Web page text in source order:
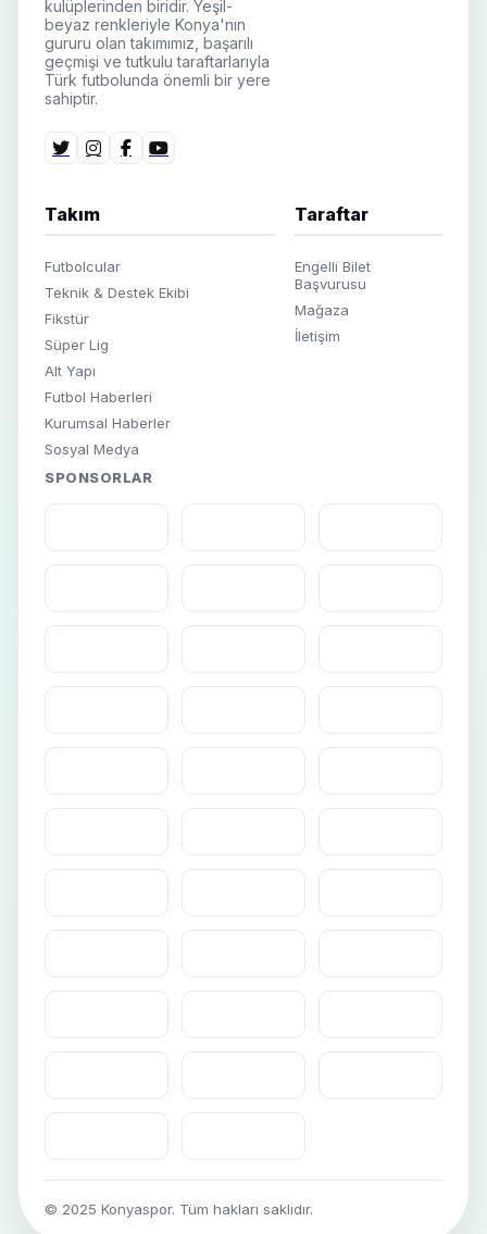
kulüplerinden biridir. Yeşil-
beyaz renkleriyle Konya'nın
gururu olan takımımız, başarılı
geçmişi ve tutkulu taraftarlarıyla
Türk futbolunda önemli bir yere
sahiptir.
Takım
Futbolcular
Teknik & Destek Ekibi
Fikstür
Süper Lig
Alt Yapı
Futbol Haberleri
Kurumsal Haberler
Sosyal Medya
Taraftar
Engelli Bilet
Başvurusu
Mağaza
İletişim
SPONSORLAR
© 2025 Konyaspor. Tüm hakları saklıdır.